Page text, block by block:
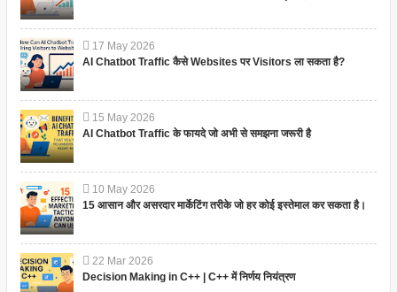
17 May 2026
AI Chatbot Traffic कैसे Websites पर Visitors ला सकता है?
15 May 2026
AI Chatbot Traffic के फायदे जो अभी से समझना जरूरी है
10 May 2026
15 आसान और असरदार मार्केटिंग तरीके जो हर कोई इस्तेमाल कर सकता है।
22 Mar 2026
Decision Making in C++ | C++ में निर्णय नियंत्रण